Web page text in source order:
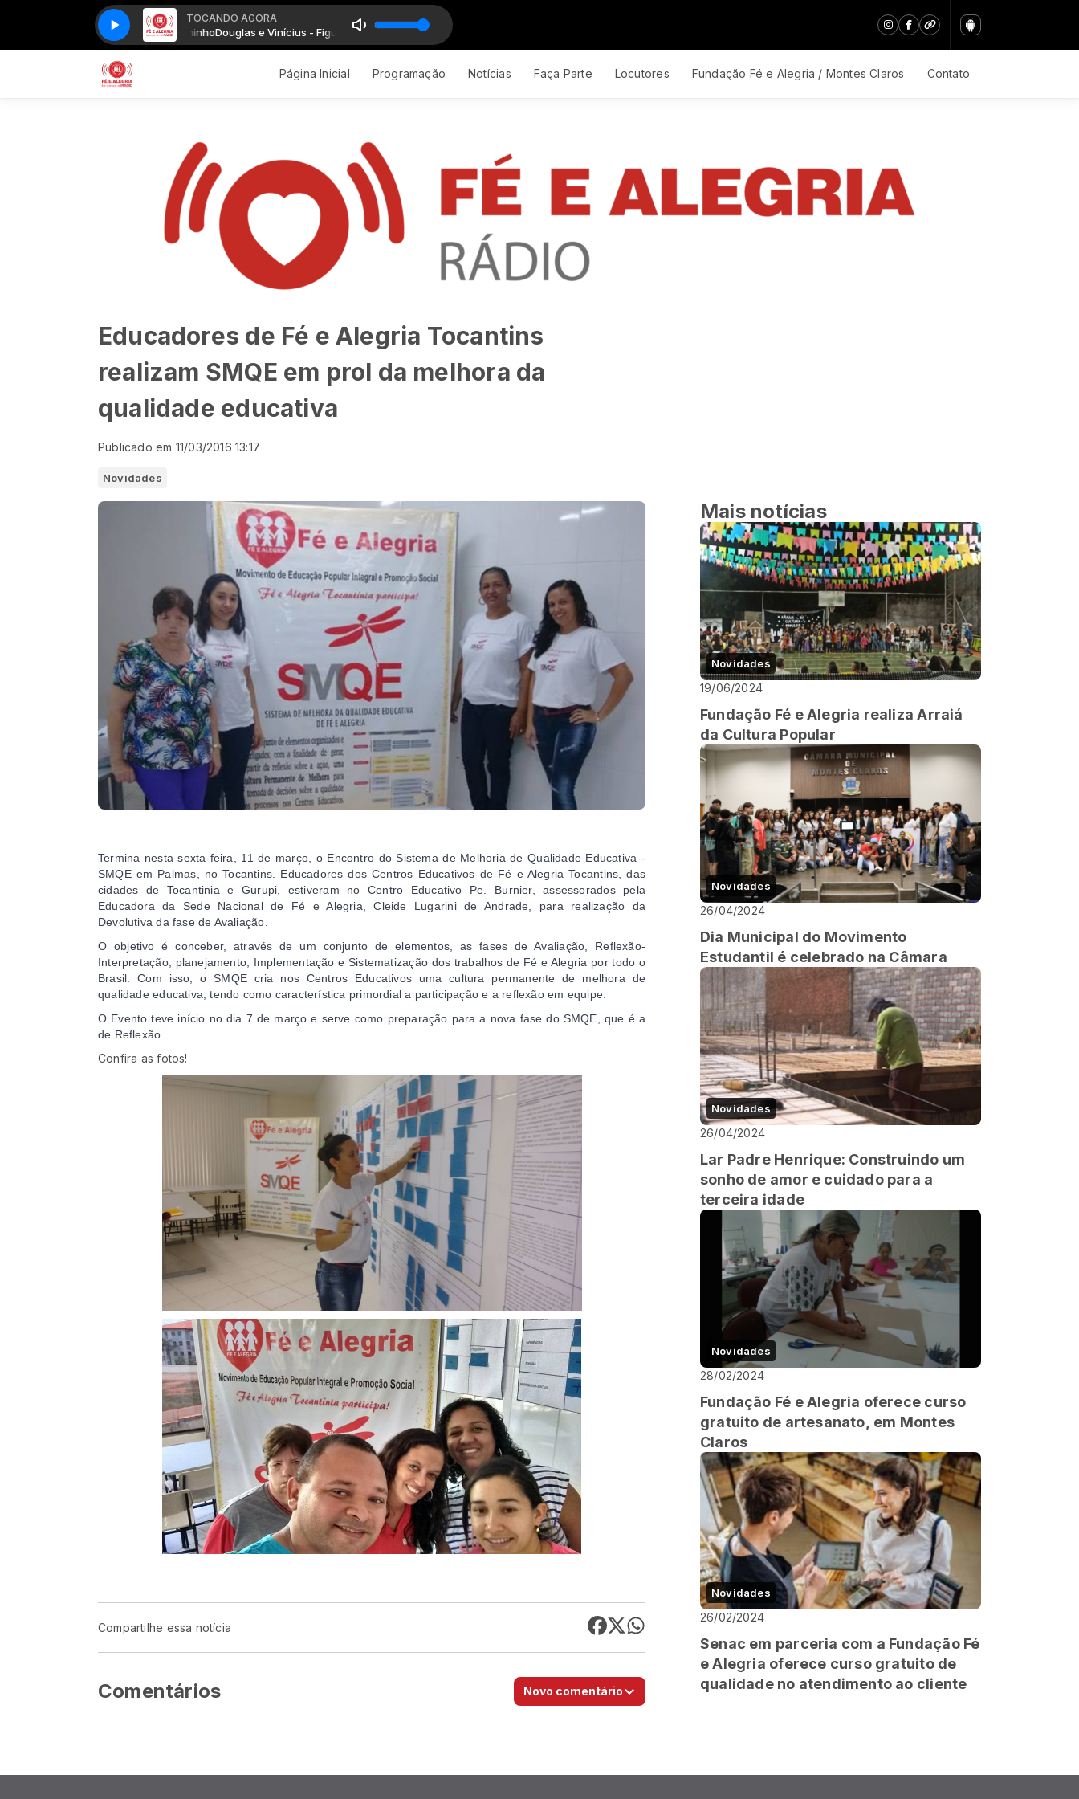
TOCANDO AGORA
- Figurinha - part. MC BruninhoDouglas e Vinícius - Figurinha - part. MC Bruninho
Página Inicial Programação Notícias Faça Parte Locutores Fundação Fé e Alegria / Montes Claros Contato
Educadores de Fé e Alegria Tocantins
realizam SMQE em prol da melhora da
qualidade educativa
Publicado em 11/03/2016 13:17
Novidades
Termina nesta sexta-feira, 11 de março, o Encontro do Sistema de Melhoria de Qualidade Educativa -
SMQE em Palmas, no Tocantins. Educadores dos Centros Educativos de Fé e Alegria Tocantins, das
cidades de Tocantinia e Gurupi, estiveram no Centro Educativo Pe. Burnier, assessorados pela
Educadora da Sede Nacional de Fé e Alegria, Cleide Lugarini de Andrade, para realização da
Devolutiva da fase de Avaliação.
O objetivo é conceber, através de um conjunto de elementos, as fases de Avaliação, Reflexão-
Interpretação, planejamento, Implementação e Sistematização dos trabalhos de Fé e Alegria por todo o
Brasil. Com isso, o SMQE cria nos Centros Educativos uma cultura permanente de melhora de
qualidade educativa, tendo como característica primordial a participação e a reflexão em equipe.
O Evento teve início no dia 7 de março e serve como preparação para a nova fase do SMQE, que é a
de Reflexão.
Confira as fotos!
Compartilhe essa notícia
Comentários Novo comentário
Mais notícias
Novidades
19/06/2024
Fundação Fé e Alegria realiza Arraiá
da Cultura Popular
Novidades
26/04/2024
Dia Municipal do Movimento
Estudantil é celebrado na Câmara
Novidades
26/04/2024
Lar Padre Henrique: Construindo um
sonho de amor e cuidado para a
terceira idade
Novidades
28/02/2024
Fundação Fé e Alegria oferece curso
gratuito de artesanato, em Montes
Claros
Novidades
26/02/2024
Senac em parceria com a Fundação Fé
e Alegria oferece curso gratuito de
qualidade no atendimento ao cliente